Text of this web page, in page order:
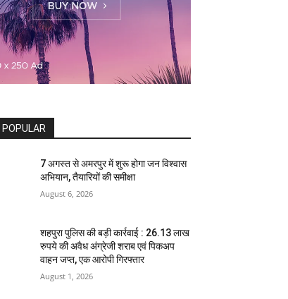
7 अगस्त से अमरपुर में शुरू होगा जन विश्वास
अभियान, तैयारियों की समीक्षा
August 6, 2026
शहपुरा पुलिस की बड़ी कार्रवाई : 26.13 लाख
रुपये की अवैध अंग्रेजी शराब एवं पिकअप
वाहन जप्त, एक आरोपी गिरफ्तार
August 1, 2026